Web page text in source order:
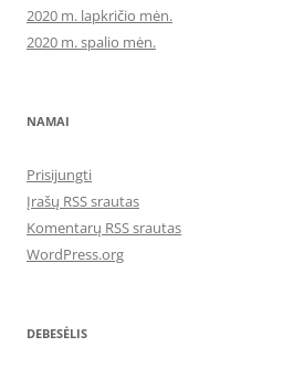
2020 m. lapkričio mėn.
2020 m. spalio mėn.
NAMAI
Prisijungti
Įrašų RSS srautas
Komentarų RSS srautas
WordPress.org
DEBESĖLIS